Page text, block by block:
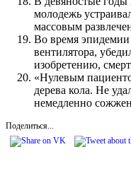
молодежь
массовым
Во время эпидемии
вентилятора,
изобретению,
«Нулевым
дерева кола. Не
немедленно
Поделиться...